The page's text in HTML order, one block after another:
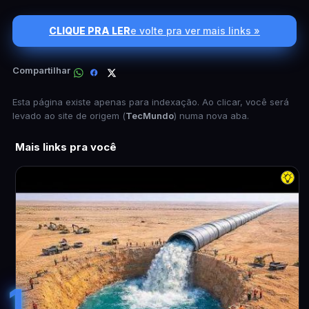
CLIQUE PRA LERe volte pra ver mais links »
Compartilhar
Esta página existe apenas para indexação. Ao clicar, você será
levado ao site de origem (TecMundo) numa nova aba.
Mais links pra você
1